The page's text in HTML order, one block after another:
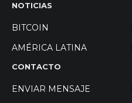
NOTICIAS
BITCOIN
AMÉRICA LATINA
CONTACTO
ENVIAR MENSAJE